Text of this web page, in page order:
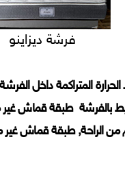
فرشة ديزاينو
من الراحة, طبقة قماش غير